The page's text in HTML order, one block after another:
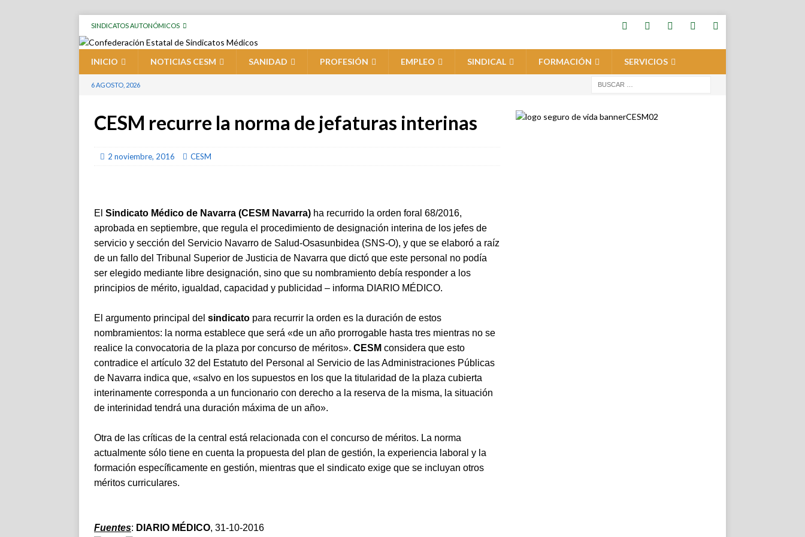
SINDICATOS AUTONÓMICOS
INICIO NOTICIAS CESM SANIDAD PROFESIÓN EMPLEO SINDICAL FORMACIÓN SERVICIOS
6 AGOSTO, 2026
CESM recurre la norma de jefaturas interinas
2 noviembre, 2016 CESM
El Sindicato Médico de Navarra (CESM Navarra) ha recurrido la orden foral 68/2016,
aprobada en septiembre, que regula el procedimiento de designación interina de los jefes de
servicio y sección del Servicio Navarro de Salud-Osasunbidea (SNS-O), y que se elaboró a raíz
de un fallo del Tribunal Superior de Justicia de Navarra que dictó que este personal no podía
ser elegido mediante libre designación, sino que su nombramiento debía responder a los
principios de mérito, igualdad, capacidad y publicidad – informa DIARIO MÉDICO.
El argumento principal del sindicato para recurrir la orden es la duración de estos
nombramientos: la norma establece que será «de un año prorrogable hasta tres mientras no se
realice la convocatoria de la plaza por concurso de méritos». CESM considera que esto
contradice el artículo 32 del Estatuto del Personal al Servicio de las Administraciones Públicas
de Navarra indica que, «salvo en los supuestos en los que la titularidad de la plaza cubierta
interinamente corresponda a un funcionario con derecho a la reserva de la misma, la situación
de interinidad tendrá una duración máxima de un año».
Otra de las críticas de la central está relacionada con el concurso de méritos. La norma
actualmente sólo tiene en cuenta la propuesta del plan de gestión, la experiencia laboral y la
formación específicamente en gestión, mientras que el sindicato exige que se incluyan otros
méritos curriculares.
Fuentes: DIARIO MÉDICO, 31-10-2016